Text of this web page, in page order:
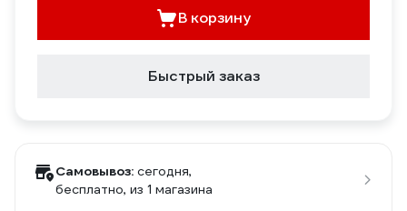
В корзину
Быстрый заказ
Самовывоз: сегодня,
бесплатно, из 1 магазина